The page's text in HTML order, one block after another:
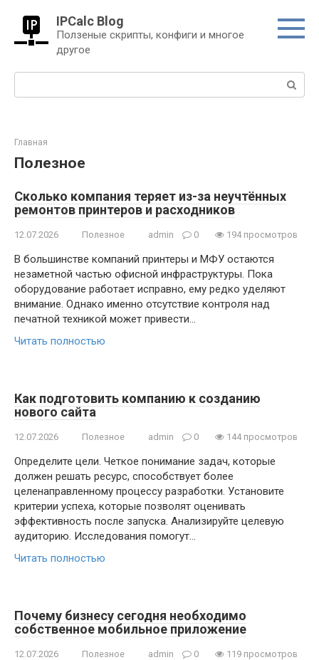
контенту
IPCalc Blog
Ползеные скрипты, конфиги и многое
другое
Поиск:
Главная
Полезное
Сколько компания теряет из-за неучтённых
ремонтов принтеров и расходников
12.07.2026 Полезное admin 0 194 просмотров
В большинстве компаний принтеры и МФУ остаются
незаметной частью офисной инфраструктуры. Пока
оборудование работает исправно, ему редко уделяют
внимание. Однако именно отсутствие контроля над
печатной техникой может привести…
Читать полностью
Как подготовить компанию к созданию
нового сайта
12.07.2026 Полезное admin 0 144 просмотров
Определите цели. Четкое понимание задач, которые
должен решать ресурс, способствует более
целенаправленному процессу разработки. Установите
критерии успеха, которые позволят оценивать
эффективность после запуска. Анализируйте целевую
аудиторию. Исследования помогут…
Читать полностью
Почему бизнесу сегодня необходимо
собственное мобильное приложение
12.07.2026 Полезное admin 0 119 просмотров